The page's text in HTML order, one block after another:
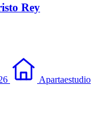
Rey
Apartaestudio